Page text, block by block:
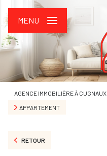
MENU
AGENCE IMMOBILIÈRE À CUGNAUX
APPARTEMENT
RETOUR